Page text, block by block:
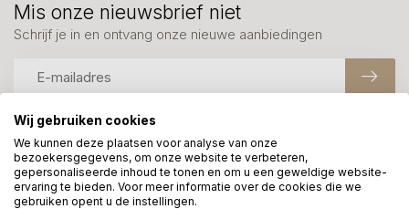
Meer informatie?
We helpen graag met uw keuze of geven advies, bel of app
ons 7 dagen per week: 06-23643267
Mis onze nieuwsbrief niet
Schrijf je in en ontvang onze nieuwe aanbiedingen
Wij gebruiken cookies
We kunnen deze plaatsen voor analyse van onze
bezoekersgegevens, om onze website te verbeteren,
gepersonaliseerde inhoud te tonen en om u een geweldige website-
ervaring te bieden. Voor meer informatie over de cookies die we
gebruiken opent u de instellingen.